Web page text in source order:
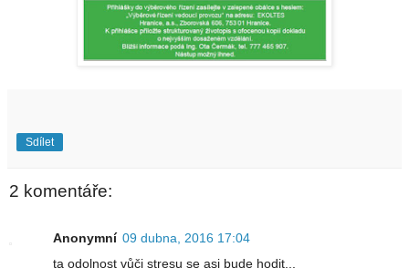
Sdílet
2 komentáře:
Anonymní 09 dubna, 2016 17:04
ta odolnost vůči stresu se asi bude hodit...